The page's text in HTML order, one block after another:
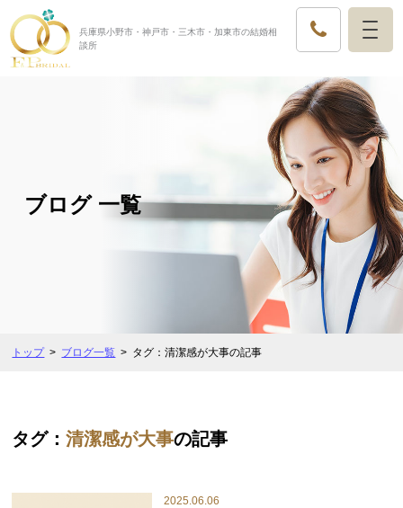
兵庫県小野市・神戸市・三木市・加東市の結婚相
談所
ブログ 一覧
トップ ブログ一覧 タグ：清潔感が大事の記事
タグ：清潔感が大事の記事
2025.06.06